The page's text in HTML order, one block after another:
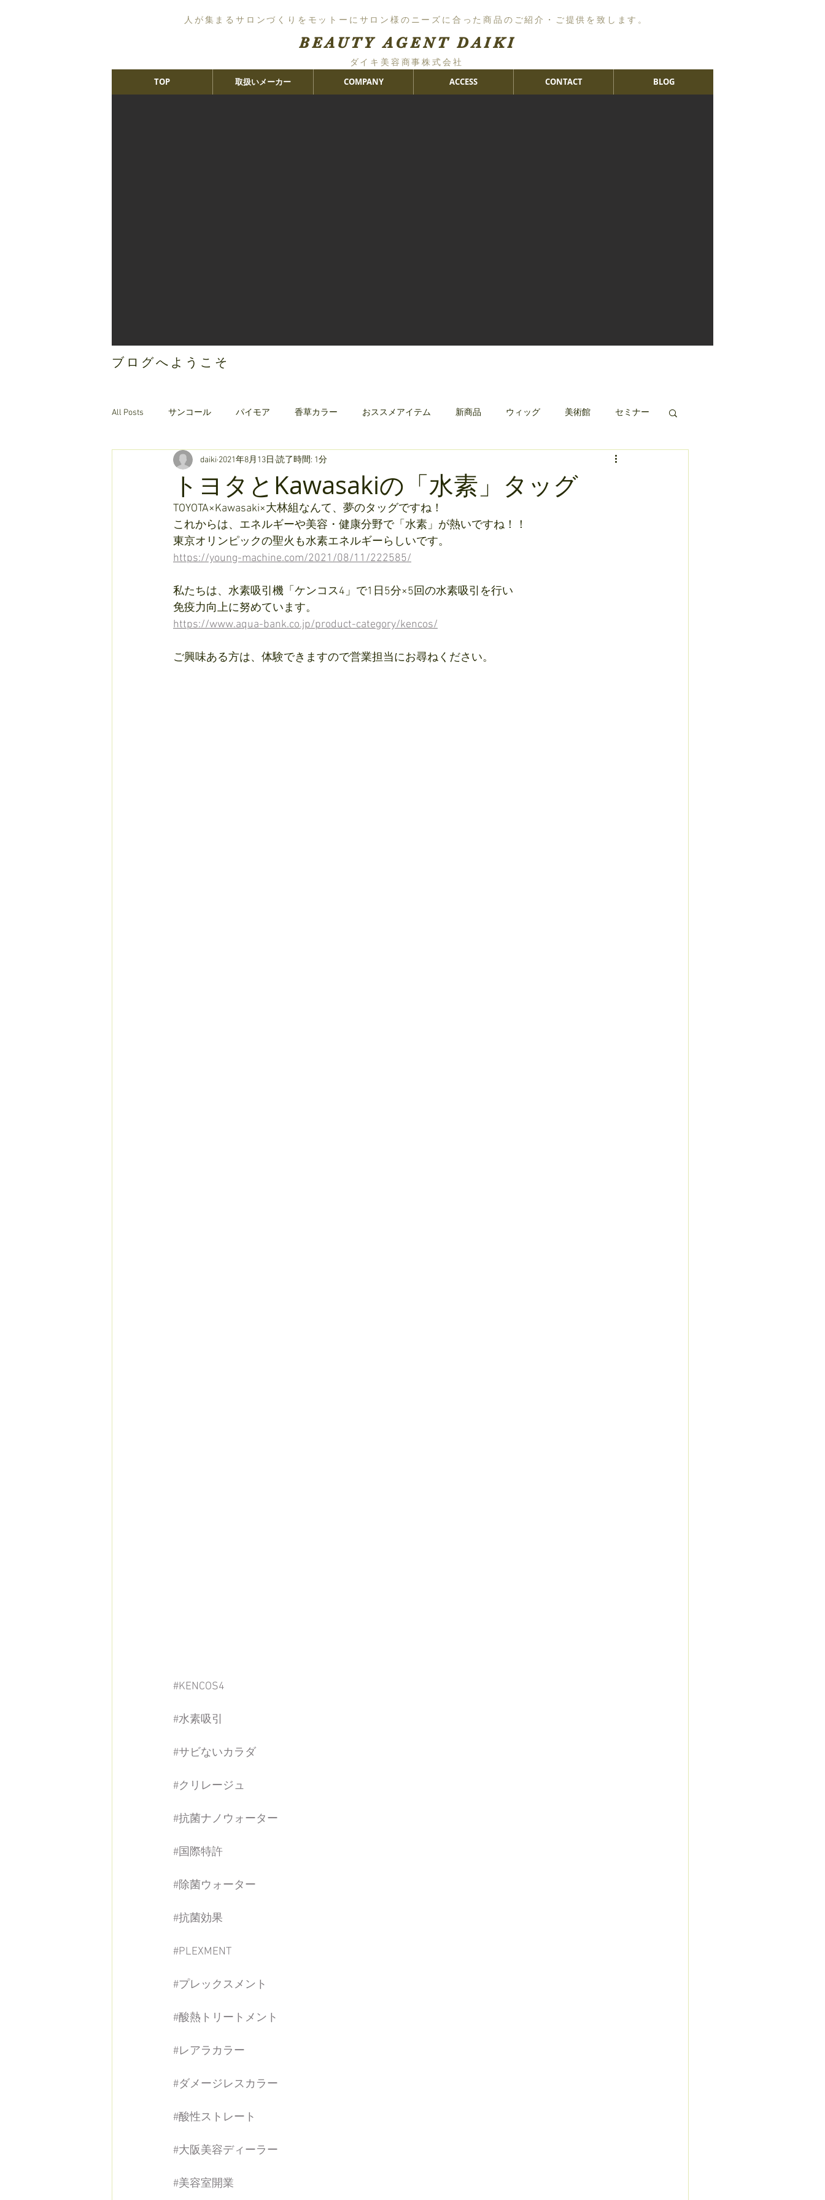
人が集まるサロンづくりをモットーにサロン様のニーズに合った商品のご紹介・ご提供を致します。
BEAUTY AGENT DAIKI
TOP 取扱いメーカー COMPANY ACCESS CONTACT BLOG
ダイキ美容商事株式会社
ブログへようこそ
All Posts サンコール パイモア 香草カラー おススメアイテム 新商品 ウィッグ 美術館 セミナー
オリジナルヘアケア クリレージュ
トヨタとKawasakiの「水素」タッグ
daiki 2021年8月13日 読了時間: 1分
TOYOTA×Kawasaki×大林組なんて、夢のタッグですね！
これからは、エネルギーや美容・健康分野で「水素」が熱いですね！！
東京オリンピックの聖火も水素エネルギーらしいです。
https://young-machine.com/2021/08/11/222585/
私たちは、水素吸引機「ケンコス4」で1日5分×5回の水素吸引を行い
免疫力向上に努めています。
https://www.aqua-bank.co.jp/product-category/kencos/
ご興味ある方は、体験できますので営業担当にお尋ねください。
#KENCOS4
#水素吸引
#サビないカラダ
#クリレージュ
#抗菌ナノウォーター
#国際特許
#除菌ウォーター
#抗菌効果
#PLEXMENT
#プレックスメント
#酸熱トリートメント
#レアラカラー
#ダメージレスカラー
#酸性ストレート
#大阪美容ディーラー
#美容室開業